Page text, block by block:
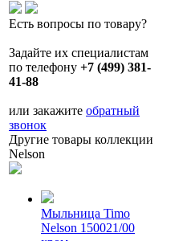
Есть вопросы по товару?
Задайте их специалистам
по телефону +7 (499) 381-
41-88
или закажите обратный
звонок
Другие товары коллекции
Nelson
Мыльница Timo
Nelson 150021/00